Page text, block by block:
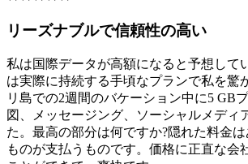
リーズナブルで信頼性の高い
私は国際データが高額になると予想して
は実際に持続する手頃なプランで私を驚
リ島での2週間のバケーション中に5 GB
図、メッセージング、ソーシャルメディ
た。最高の部分は何ですか?隠れた料金
ものが支払うものです。価格に正直な会